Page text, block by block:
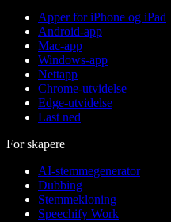
Apper for iPhone og iPad
Android-app
Mac-app
Windows-app
Nettapp
Chrome-utvidelse
Edge-utvidelse
Last ned
For skapere
AI-stemmegenerator
Dubbing
Stemmekloning
Speechify Work